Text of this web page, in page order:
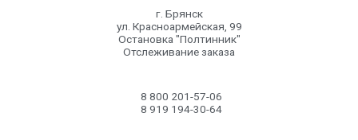
г. Брянск
ул. Красноармейская, 99
Остановка "Полтинник"
Отслеживание заказа
8 800 201-57-06
8 919 194-30-64